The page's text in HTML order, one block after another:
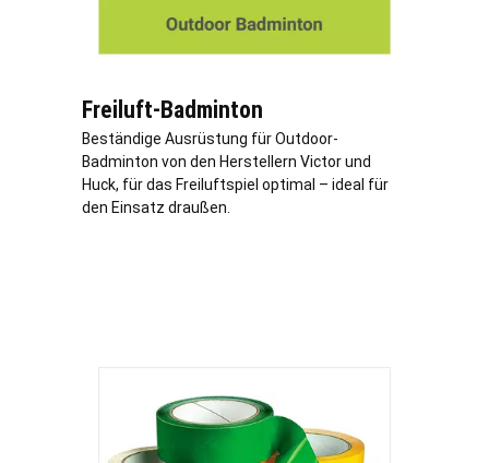
Freiluft-Badminton
Beständige Ausrüstung für Outdoor-
Badminton von den Herstellern Victor und
Huck, für das Freiluftspiel optimal – ideal für
den Einsatz draußen.